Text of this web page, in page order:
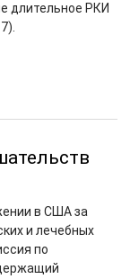
длительное РКИ
в США за
и лечебных
по